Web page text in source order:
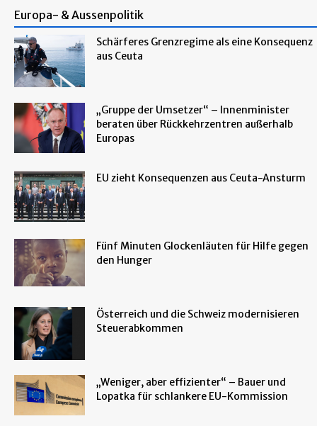
Europa- & Aussenpolitik
Schärferes Grenzregime als eine Konsequenz
aus Ceuta
„Gruppe der Umsetzer“ – Innenminister
beraten über Rückkehrzentren außerhalb
Europas
EU zieht Konsequenzen aus Ceuta-Ansturm
Fünf Minuten Glockenläuten für Hilfe gegen
den Hunger
Österreich und die Schweiz modernisieren
Steuerabkommen
„Weniger, aber effizienter“ – Bauer und
Lopatka für schlankere EU-Kommission